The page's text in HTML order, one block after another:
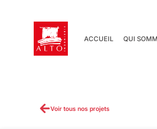
ACCUEIL QUI
Voir tous nos projets